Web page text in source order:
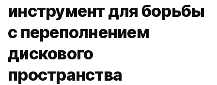
инструмент для борьбы
с переполнением
дискового
пространства